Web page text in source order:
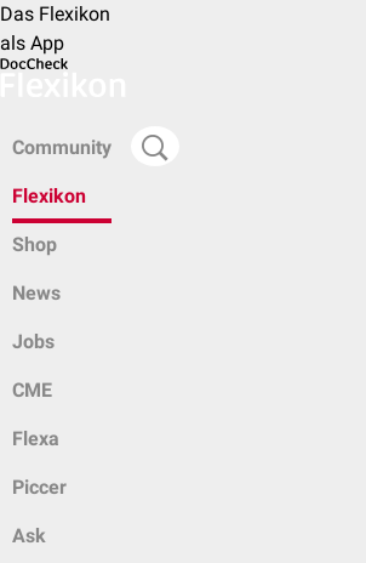
Das Flexikon
als App
Community
Flexikon
Shop
News
Jobs
CME
Flexa
Piccer
Ask